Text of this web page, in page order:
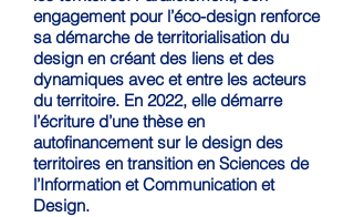
engagement pour l’éco-design renforce
sa démarche de territorialisation du
design en créant des liens et des
dynamiques avec et entre les acteurs
du territoire. En 2022, elle démarre
l’écriture d’une thèse en
autofinancement sur le design des
territoires en transition en Sciences de
l’Information et Communication et
Design.